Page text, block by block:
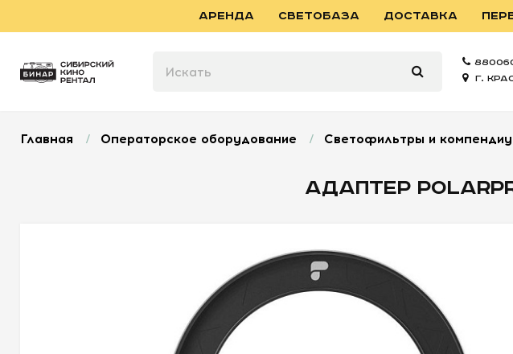
АРЕНДА СВЕТОБАЗА ДОСТАВКА
г.
Главная / Операторское оборудование / Светофильтры и
АДАПТЕР